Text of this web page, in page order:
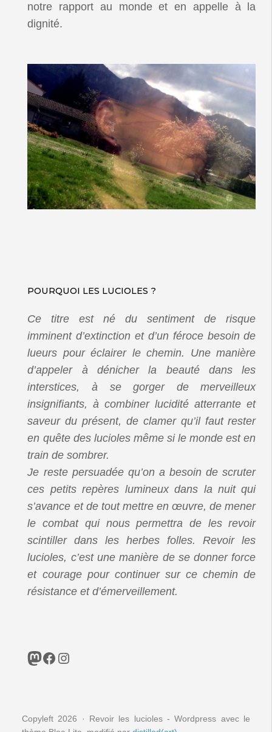
notre rapport au monde et en appelle à la
dignité.
POURQUOI LES LUCIOLES ?
Ce titre est né du sentiment de risque
imminent d’extinction et d’un féroce besoin de
lueurs pour éclairer le chemin. Une manière
d’appeler à dénicher la beauté dans les
interstices, à se gorger de merveilleux
insignifiants, à combiner lucidité atterrante et
saveur du présent, de clamer qu’il faut rester
en quête des lucioles même si le monde est en
train de sombrer.
Je reste persuadée qu’on a besoin de scruter
ces petits repères lumineux dans la nuit qui
s’avance et de tout mettre en œuvre, de mener
le combat qui nous permettra de les revoir
scintiller dans les herbes folles. Revoir les
lucioles, c’est une manière de se donner force
et courage pour continuer sur ce chemin de
résistance et d’émerveillement.
Mastodon
Facebook
Instagram
Copyleft 2026 · Revoir les lucioles - Wordpress avec le